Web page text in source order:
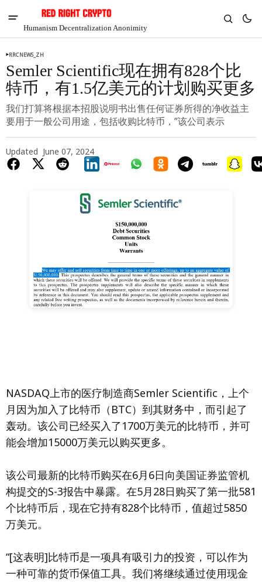
Humanism Decentralization Anonimity
RRCNEWS_ZH
Semler Scientific现在拥有828个比
特币，有1.5亿美元的计划购买更多
我们打算将根据本招股说明书出售任何证券所得的净收益主
要用于一般公司用途，包括收购比特币，”该公司表示
Updated June 07, 2024
NASDAQ上市的医疗制造商Semler Scientific，上个
月因为加入了比特币（BTC）到其财务中，而引起了
轰动。该公司已经买入了1700万美元的比特币，并可
能会增加15000万美元以购买更多。
该公司最新的比特币购买在6月6日向美国证券监管机
构提交的S-3报告中暴露。在5月28日购买了第一批581
个比特币后，现在它持有828个比特币，值超过5850
万美元。
“[这表明]比特币是一项具有吸引力的投资，可以作为
一种可靠的货币保值工具。我们将继续通过使用现金